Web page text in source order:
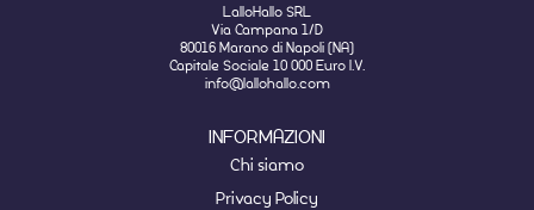
LalloHallo SRL
Via Campana 1/D
80016 Marano di Napoli (NA)
Capitale Sociale 10 000 Euro I.V.
info@lallohallo.com
INFORMAZIONI
Chi siamo
Privacy Policy